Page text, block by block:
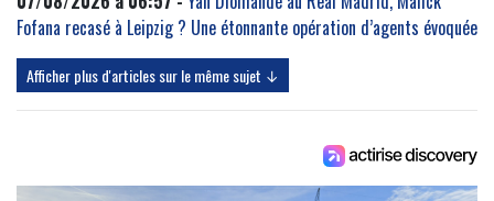
Fofana recasé à Leipzig ? Une étonnante opération d’agents évoquée
Afficher plus d'articles sur le même sujet ↓